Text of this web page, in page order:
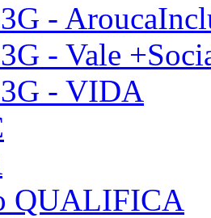
-
- Vale
- VIDA
QUALIFICA